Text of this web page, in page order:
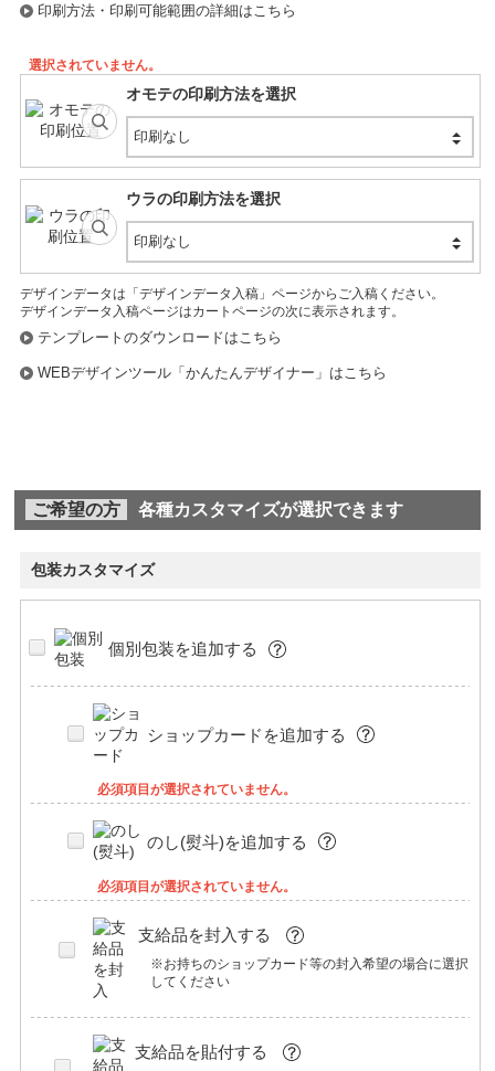
印刷方法・印刷可能範囲の詳細はこちら
選択されていません。
オモテの印刷方法を選択
印刷なし
ウラの印刷方法を選択
印刷なし
デザインデータは「デザインデータ入稿」ページからご入稿ください。
デザインデータ入稿ページはカートページの次に表示されます。
テンプレートのダウンロードはこちら
WEBデザインツール「かんたんデザイナー」はこちら
ご希望の方 各種カスタマイズが選択できます
包装カスタマイズ
個別包装を追加する
ショップカードを追加する
必須項目が選択されていません。
のし(熨斗)を追加する
必須項目が選択されていません。
支給品を封入する
※お持ちのショップカード等の封入希望の場合に選択
してください
支給品を貼付する